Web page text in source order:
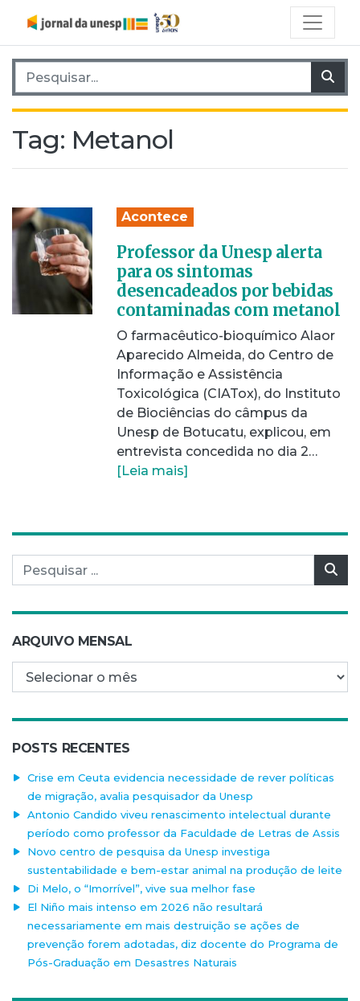
Pesquisar por:
Tag: Metanol
Acontece
Professor da Unesp alerta
para os sintomas
desencadeados por bebidas
contaminadas com metanol
O farmacêutico-bioquímico Alaor
Aparecido Almeida, do Centro de
Informação e Assistência
Toxicológica (CIATox), do Instituto
de Biociências do câmpus da
Unesp de Botucatu, explicou, em
entrevista concedida no dia 2…
[Leia mais]
Pesquisar por:
ARQUIVO MENSAL
Arquivo mensal
POSTS RECENTES
Crise em Ceuta evidencia necessidade de rever políticas
de migração, avalia pesquisador da Unesp
Antonio Candido viveu renascimento intelectual durante
período como professor da Faculdade de Letras de Assis
Novo centro de pesquisa da Unesp investiga
sustentabilidade e bem-estar animal na produção de leite
Di Melo, o “Imorrível”, vive sua melhor fase
El Niño mais intenso em 2026 não resultará
necessariamente em mais destruição se ações de
prevenção forem adotadas, diz docente do Programa de
Pós-Graduação em Desastres Naturais